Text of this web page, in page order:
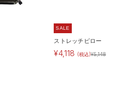
SALE
ストレッチピロー
¥4,118 (税込)¥5,148